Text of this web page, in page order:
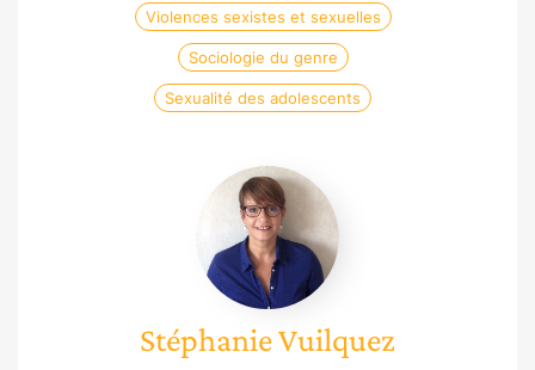
Violences sexistes et sexuelles
Sociologie du genre
Sexualité des adolescents
Stéphanie
Vuilquez
StéphanieVuilquez